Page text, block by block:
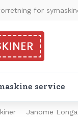
for
service
Janome